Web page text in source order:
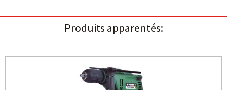
Produits apparentés: